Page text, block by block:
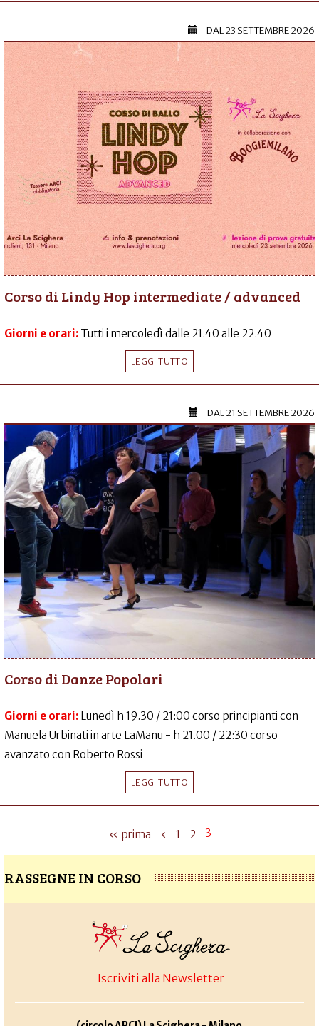
DAL23 SETTEMBRE 2026
Corso di Lindy Hop intermediate / advanced
Giorni e orari: Tutti i mercoledì dalle 21.40 alle 22.40
LEGGI TUTTO
DAL21 SETTEMBRE 2026
Corso di Danze Popolari
Giorni e orari: Lunedì h 19.30 / 21:00 corso principianti con
Manuela Urbinati in arte LaManu - h 21.00 / 22:30 corso
avanzato con Roberto Rossi
LEGGI TUTTO
« prima ‹ 1 2 3
RASSEGNE IN CORSO
Iscriviti alla Newsletter